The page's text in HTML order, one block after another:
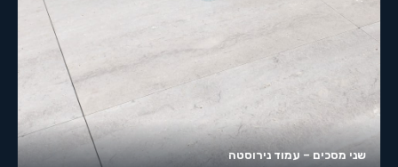
שני מסכים – עמוד נירוסטה